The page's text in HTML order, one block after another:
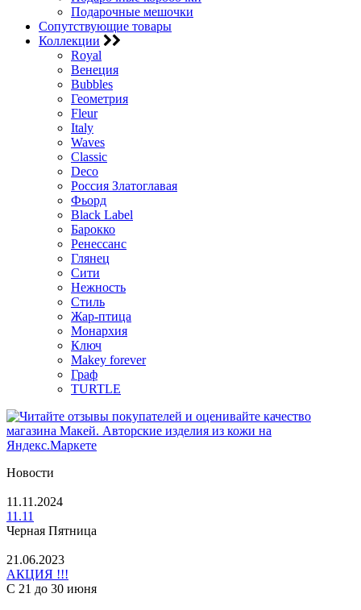
Подарочные мешочки
Сопутствующие товары
Коллекции
Royal
Венеция
Bubbles
Геометрия
Fleur
Italy
Waves
Classic
Deco
Россия Златоглавая
Фьорд
Black Label
Барокко
Ренессанс
Глянец
Сити
Нежность
Стиль
Жар-птица
Монархия
Ключ
Makey forever
Граф
TURTLE
Новости
11.11.2024
11.11
Черная Пятница
21.06.2023
АКЦИЯ !!!
С 21 до 30 июня